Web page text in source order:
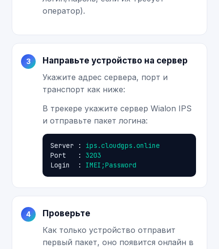
оператор).
Направьте устройство на сервер
Укажите адрес сервера, порт и
транспорт как ниже:
В трекере укажите сервер Wialon IPS
и отправьте пакет логина:
Server : ips.cloudgps.online
Port   : 3203
Login  : IMEI;Password
Проверьте
Как только устройство отправит
первый пакет, оно появится онлайн в